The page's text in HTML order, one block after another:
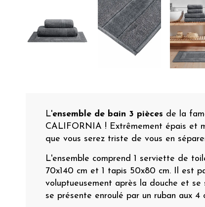
L'ensemble de bain 3 pièces de la
CALIFORNIA ! Extrêmement épais et
que vous serez triste de vous en
L'ensemble comprend 1 serviette de
70x140 cm et 1 tapis 50x80 cm. Il est
voluptueusement après la douche et
se présente enroulé par un ruban aux